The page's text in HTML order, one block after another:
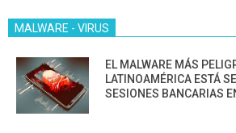
MALWARE - VIRUS
EL MALWARE MÁS
LATINOAMÉRICA ESTÁ
SESIONES BANCARIAS